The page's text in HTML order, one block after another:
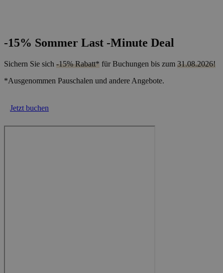
-15% Sommer Last -Minute Deal
Sichern Sie sich -15% Rabatt* für Buchungen bis zum 31.08.2026!
*Ausgenommen Pauschalen und andere Angebote.
Jetzt buchen